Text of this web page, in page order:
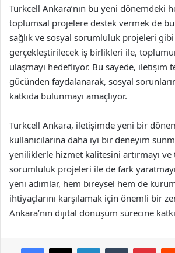
Turkcell Ankara’nın bu yeni dönemdeki
toplumsal projelere destek vermek de
sağlık ve sosyal sorumluluk projeleri
gerçekleştirilecek iş birlikleri ile,
ulaşmayı hedefliyor. Bu sayede, iletişim
gücünden faydalanarak, sosyal
katkıda bulunmayı amaçlıyor.
Turkcell Ankara, iletişimde yeni bir
kullanıcılarına daha iyi bir deneyim
yeniliklerle hizmet kalitesini artırmayı
sorumluluk projeleri ile de fark
yeni adımlar, hem bireysel hem de
ihtiyaçlarını karşılamak için önemli bir
Ankara’nın dijital dönüşüm sürecine
Facebook
X LinkedInTumblr